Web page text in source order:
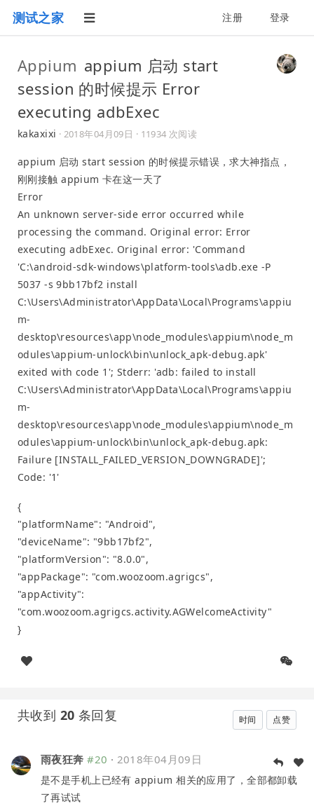
测试之家 注册 登录
Appium appium 启动 start
session 的时候提示 Error
executing adbExec
kakaxixi · 2018年04月09日 · 11934 次阅读
appium 启动 start session 的时候提示错误，求大神指点，
刚刚接触 appium 卡在这一天了
Error
An unknown server-side error occurred while
processing the command. Original error: Error
executing adbExec. Original error: 'Command
'C:\android-sdk-windows\platform-tools\adb.exe -P
5037 -s 9bb17bf2 install
C:\Users\Administrator\AppData\Local\Programs\appiu
m-
desktop\resources\app\node_modules\appium\node_m
odules\appium-unlock\bin\unlock_apk-debug.apk'
exited with code 1'; Stderr: 'adb: failed to install
C:\Users\Administrator\AppData\Local\Programs\appiu
m-
desktop\resources\app\node_modules\appium\node_m
odules\appium-unlock\bin\unlock_apk-debug.apk:
Failure [INSTALL_FAILED_VERSION_DOWNGRADE]';
Code: '1'
{
"platformName": "Android",
"deviceName": "9bb17bf2",
"platformVersion": "8.0.0",
"appPackage": "com.woozoom.agrigcs",
"appActivity":
"com.woozoom.agrigcs.activity.AGWelcomeActivity"
}
共收到 20 条回复 时间 点赞
雨夜狂奔 #20 · 2018年04月09日
是不是手机上已经有 appium 相关的应用了，全部都卸载
了再试试